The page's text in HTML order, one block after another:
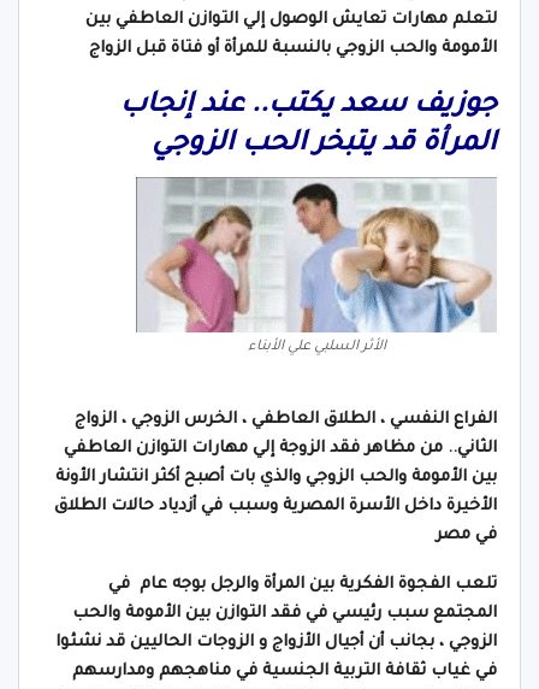
لتعلم مهارات تعايش الوصول إلي التوازن العاطفي بين
الأمومة والحب الزوجي بالنسبة للمرأة أو فتاة قبل الزواج
جوزيف سعد يكتب.. عند إنجاب
المرأة قد يتبخر الحب الزوجي
الأثر السلبي علي الأبناء
الفراع النفسي ، الطلاق العاطفي ، الخرس الزوجي ، الزواج
الثاني.. من مظاهر فقد الزوجة إلي مهارات التوازن العاطفي
بين الأمومة والحب الزوجي والذي بات أصبح أكثر انتشار الأونة
الأخيرة داخل الأسرة المصرية وسبب في أزدياد حالات الطلاق
في مصر
تلعب الفجوة الفكرية بين المرأة والرجل بوجه عام في
المجتمع سبب رئيسي في فقد التوازن بين الأمومة والحب
الزوجي ، بجانب أن أجيال الأزواج و الزوجات الحاليين قد نشئوا
في غياب ثقافة التربية الجنسية في مناهجهم ومدارسهم